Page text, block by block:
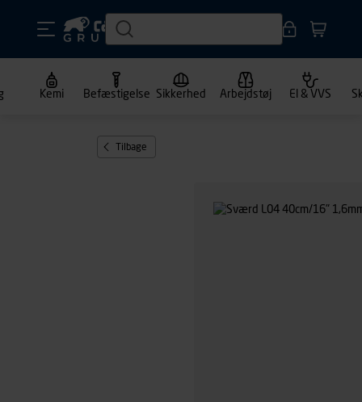
Kemi Befæstigelse Sikkerhed Arbejdstøj El & VVS
Tilbage